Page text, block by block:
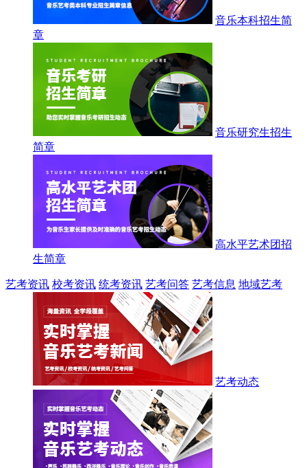
音乐本科招生简
章
音乐研究生招生
简章
高水平艺术团招
生简章
艺考资讯 校考资讯 统考资讯 艺考问答 艺考信息 地域艺考
艺考动态